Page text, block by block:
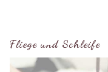
Fliege und Schleife